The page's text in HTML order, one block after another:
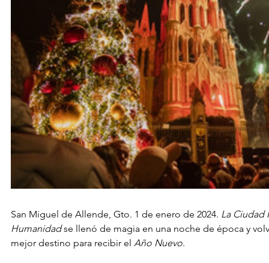
San Miguel de Allende, Gto. 1 de enero de 2024. La Ciudad
Humanidad se llenó de magia en una noche de época y
mejor destino para recibir el Año Nuevo.